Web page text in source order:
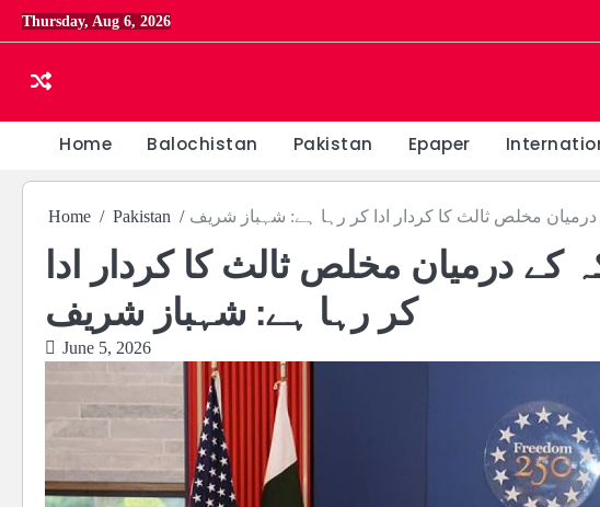
Skip
to
Thursday, Aug 6, 2026
Home Balochistan Pakistan Epaper
Home Pakistan درمیان مخلص ثالث کا کردار ادا کر رہا ہے: شہباز شریف
کے درمیان مخلص ثالث کا کردار ادا
کر رہا ہے: شہباز شریف
June 5, 2026